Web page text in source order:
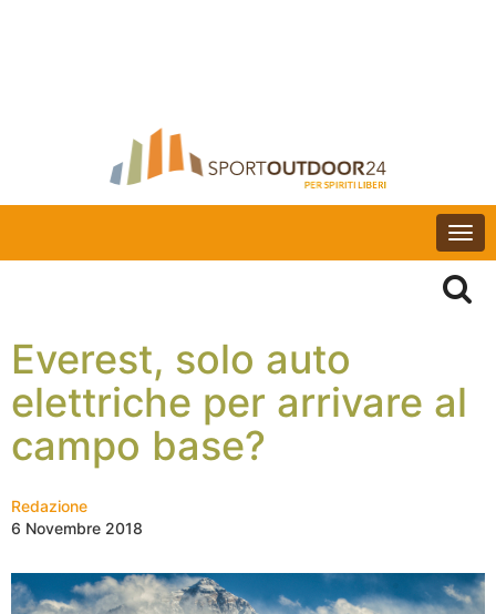
Everest, solo auto
elettriche per arrivare al
campo base?
Redazione
6 Novembre 2018